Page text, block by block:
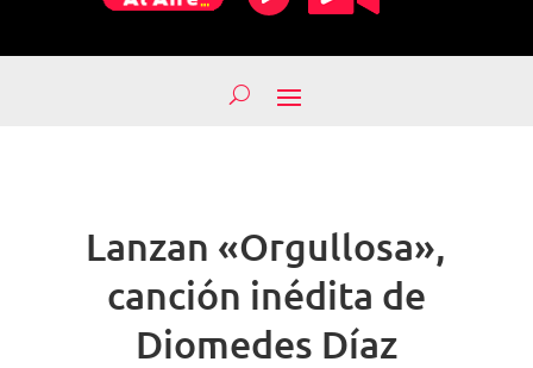
Lanzan «Orgullosa»,
canción inédita de
Diomedes Díaz